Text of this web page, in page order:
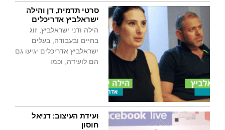
סרטי תדמית, דן והילה
ישראלביץ אדריכלים
הילה ודני ישראלביץ, זוג
בחיים ובעבודה, בעלים
ישראלביץ אדריכלים יגיעו גם
הם לועידה, וכמו
ועידת העיצוב: דניאל
חוסון